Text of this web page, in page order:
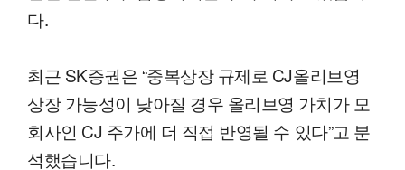
다.
최근 SK증권은 “중복상장 규제로 CJ올리브영
상장 가능성이 낮아질 경우 올리브영 가치가 모
회사인 CJ 주가에 더 직접 반영될 수 있다”고 분
석했습니다.